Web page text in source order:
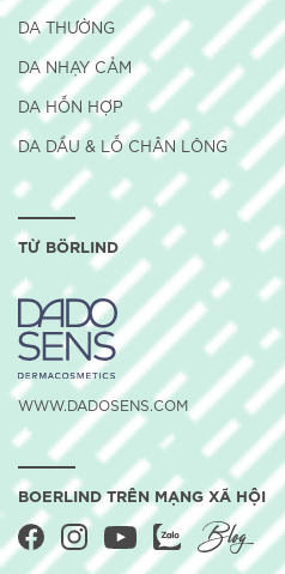
DA THƯỜNG
DA NHẠY CẢM
DA HỖN HỢP
DA DẦU & LỖ CHÂN LÔNG
TỪ BÖRLIND
WWW.DADOSENS.COM
BOERLIND TRÊN MẠNG XÃ HỘI